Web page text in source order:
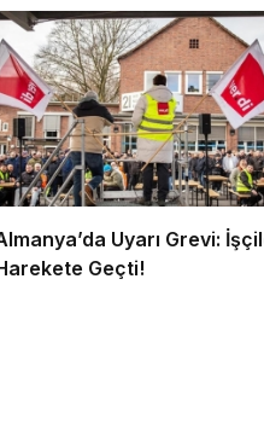
Uyarı Grevi:
Geçti!